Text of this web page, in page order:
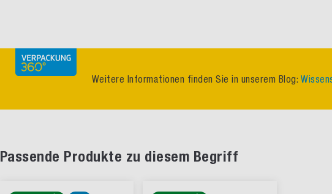
Weitere Informationen finden Sie in unserem Blog:
Passende Produkte zu diesem Begriff